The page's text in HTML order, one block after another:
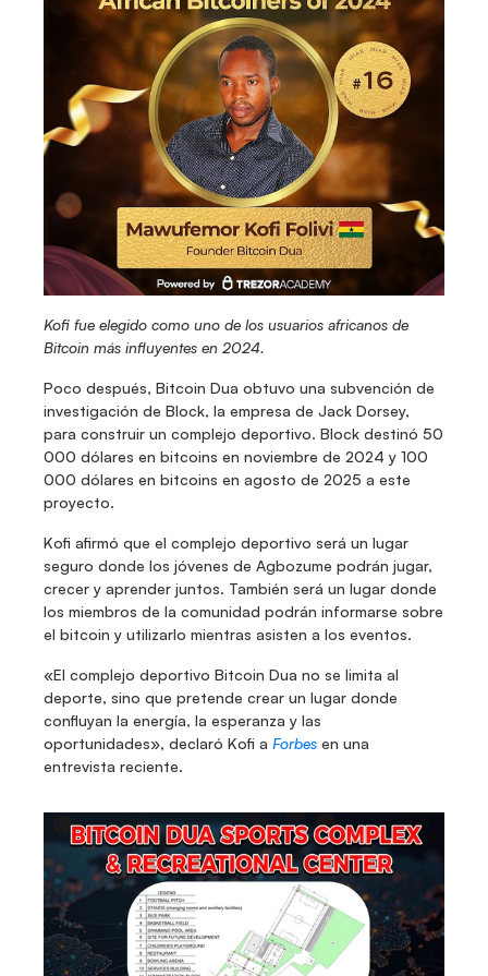
Kofi fue elegido como uno de los usuarios africanos de
Bitcoin más influyentes en 2024.
Poco después, Bitcoin Dua obtuvo una subvención de
investigación de Block, la empresa de Jack Dorsey,
para construir un complejo deportivo. Block destinó 50
000 dólares en bitcoins en noviembre de 2024 y 100
000 dólares en bitcoins en agosto de 2025 a este
proyecto.
Kofi afirmó que el complejo deportivo será un lugar
seguro donde los jóvenes de Agbozume podrán jugar,
crecer y aprender juntos. También será un lugar donde
los miembros de la comunidad podrán informarse sobre
el bitcoin y utilizarlo mientras asisten a los eventos.
«El complejo deportivo Bitcoin Dua no se limita al
deporte, sino que pretende crear un lugar donde
confluyan la energía, la esperanza y las
oportunidades», declaró Kofi a Forbes en una
entrevista reciente.